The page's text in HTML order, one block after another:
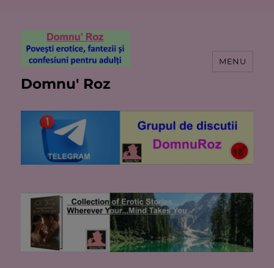
Domnu' Roz
MENU